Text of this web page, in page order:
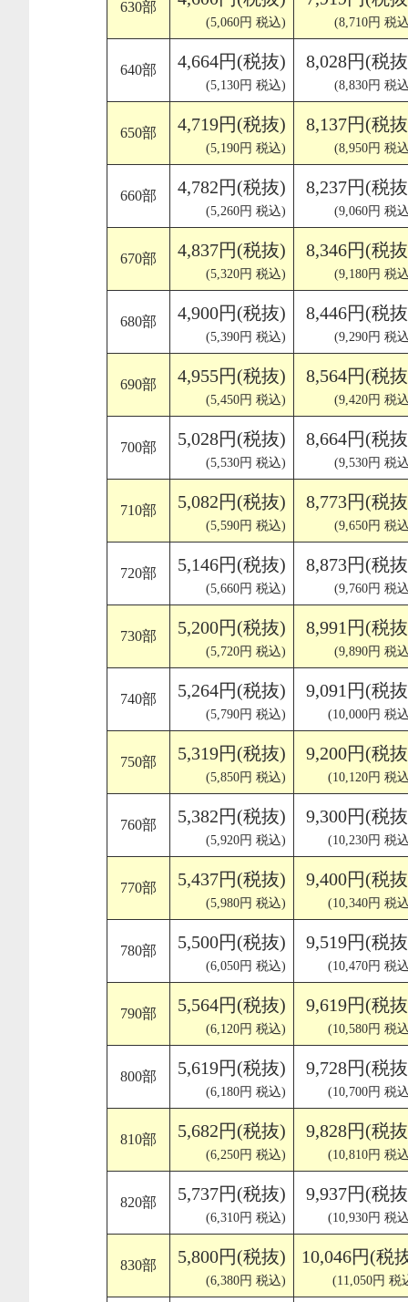
630部
(5,060円 税込) (8,710円 税
640部 4,664円(税抜)
(5,130円 税込)
8,028円(税
(8,830円 税
650部 4,719円(税抜)
(5,190円 税込)
8,137円(税
(8,950円 税
660部 4,782円(税抜)
(5,260円 税込)
8,237円(税
(9,060円 税
670部 4,837円(税抜)
(5,320円 税込)
8,346円(税
(9,180円 税
680部 4,900円(税抜)
(5,390円 税込)
8,446円(税
(9,290円 税
690部 4,955円(税抜)
(5,450円 税込)
8,564円(税
(9,420円 税
700部 5,028円(税抜)
(5,530円 税込)
8,664円(税
(9,530円 税
710部 5,082円(税抜)
(5,590円 税込)
8,773円(税
(9,650円 税
720部 5,146円(税抜)
(5,660円 税込)
8,873円(税
(9,760円 税
730部 5,200円(税抜)
(5,720円 税込)
8,991円(税
(9,890円 税
740部 5,264円(税抜)
(5,790円 税込)
9,091円(税
(10,000円 税
750部 5,319円(税抜)
(5,850円 税込)
9,200円(税
(10,120円 税
760部 5,382円(税抜)
(5,920円 税込)
9,300円(税
(10,230円 税
770部 5,437円(税抜)
(5,980円 税込)
9,400円(税
(10,340円 税
780部 5,500円(税抜)
(6,050円 税込)
9,519円(税
(10,470円 税
790部 5,564円(税抜)
(6,120円 税込)
9,619円(税
(10,580円 税
800部 5,619円(税抜)
(6,180円 税込)
9,728円(税
(10,700円 税
810部 5,682円(税抜)
(6,250円 税込)
9,828円(税
(10,810円 税
820部 5,737円(税抜)
(6,310円 税込)
9,937円(税
(10,930円 税
830部 5,800円(税抜)
(6,380円 税込)
10,046円(税
(11,050円 税